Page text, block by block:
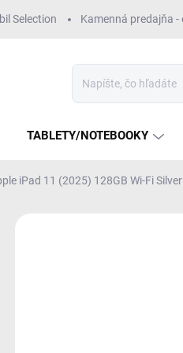
Selection Kamenná predajňa
TABLETY/NOTEBOOKY
iPad 11 (2025) 128GB Wi-Fi